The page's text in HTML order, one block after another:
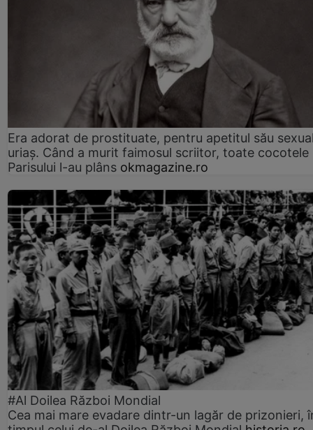
Era adorat de prostituate, pentru apetitul său
uriaș. Când a murit faimosul scriitor, toate cocotele
Parisului l-au plâns okmagazine.ro
#Al Doilea Război Mondial
Cea mai mare evadare dintr-un lagăr de prizonieri,